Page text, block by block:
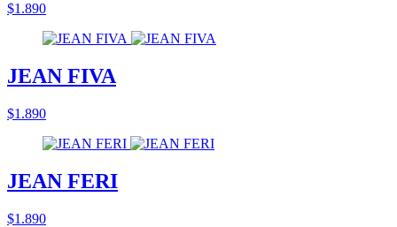
$1.890
JEAN FIVA
$1.890
JEAN FERI
$1.890